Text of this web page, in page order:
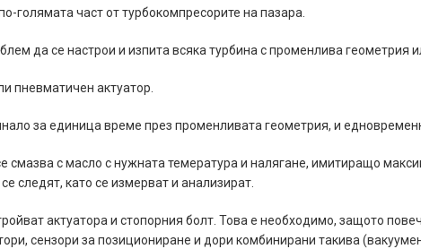
голямата част от турбокомпресорите на пазара.
да се настрои и изпита всяка турбина с променлива геометрия
пневматичен актуатор.
за единица време през променливата геометрия, и
с масло с нужната темература и налягане, имитиращо
следят, като се измерват и анализират.
актуатора и стопорния болт. Това е необходимо, защото
сензори за позициониране и дори комбинирани такива